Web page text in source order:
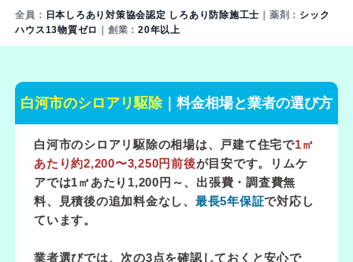
全員： 日本しろあり対策協会認定 しろあり防除施工士 ｜薬剤： シック
ハウス13物質ゼロ ｜創業：20年以上
白河市のシロアリ駆除｜料金相場と業者の選び方
白河市のシロアリ駆除の相場は、戸建て住宅で1㎡
あたり約2,200〜3,250円前後が目安です。リムケ
アでは1㎡あたり1,200円～、出張費・調査費無
料、見積後の追加料金なし、 最長5年保証で対応し
ています。
業者選びでは、次の3点を確認しておくと安心で